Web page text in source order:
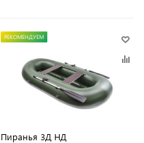
РЕКОМЕНДУЕМ
Пиранья 3Д НД